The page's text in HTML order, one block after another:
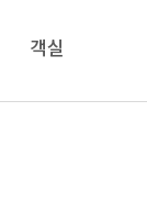
객실